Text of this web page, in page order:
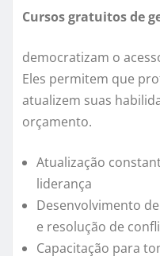
Cursos gratuitos de
democratizam o
Eles permitem que
atualizem suas
orçamento.
Atualização
liderança
Desenvolvimento
e resolução de
Capacitação para